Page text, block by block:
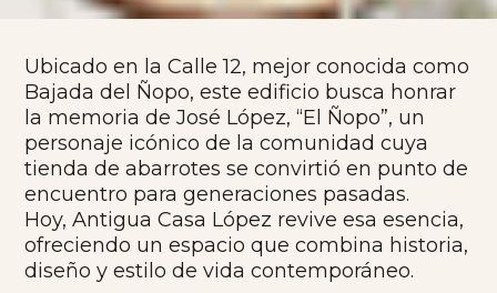
Ubicado en la Calle 12, mejor conocida como
Bajada del Ñopo, este edificio busca honrar
la memoria de José López, “El Ñopo”, un
personaje icónico de la comunidad cuya
tienda de abarrotes se convirtió en punto de
encuentro para generaciones pasadas.
Hoy, Antigua Casa López revive esa esencia,
ofreciendo un espacio que combina historia,
diseño y estilo de vida contemporáneo.